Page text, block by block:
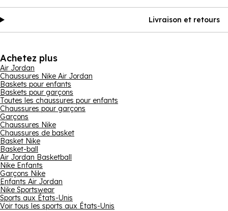
Livraison et retours
Achetez plus
Air Jordan
Chaussures Nike Air Jordan
Baskets pour enfants
Baskets pour garçons
Toutes les chaussures pour enfants
Chaussures pour garçons
Garçons
Chaussures Nike
Chaussures de basket
Basket Nike
Basket-ball
Air Jordan Basketball
Nike Enfants
Garçons Nike
Enfants Air Jordan
Nike Sportswear
Sports aux États-Unis
Voir tous les sports aux États-Unis